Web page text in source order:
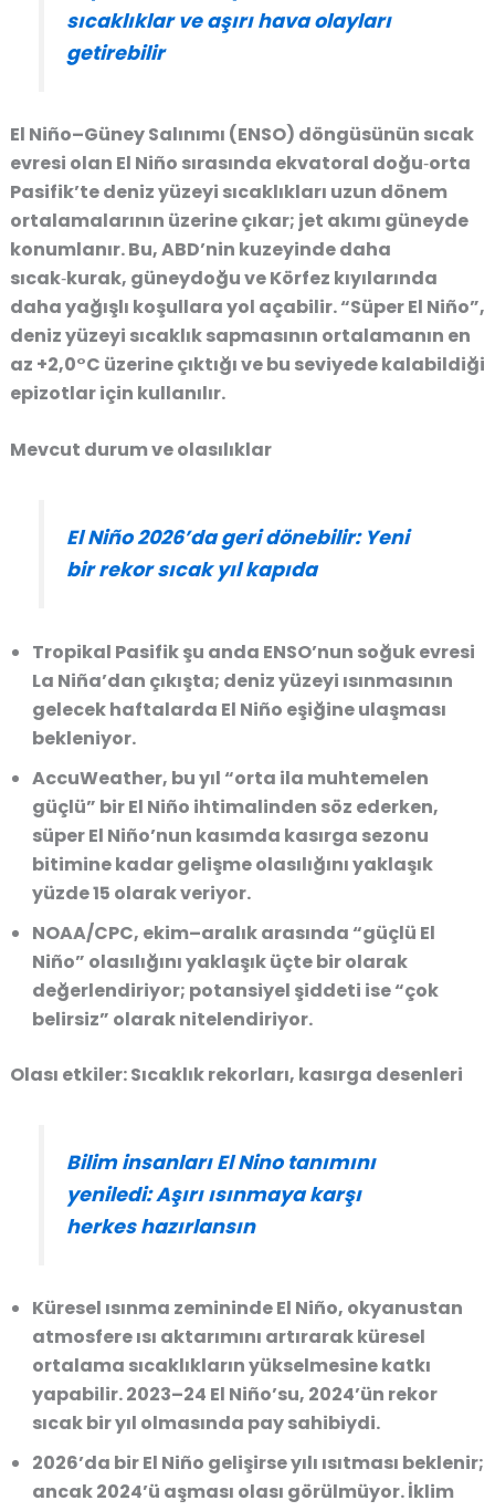
sıcaklıklar ve aşırı hava olayları
getirebilir
El Niño–Güney Salınımı (ENSO) döngüsünün sıcak
evresi olan El Niño sırasında ekvatoral doğu‑orta
Pasifik’te deniz yüzeyi sıcaklıkları uzun dönem
ortalamalarının üzerine çıkar; jet akımı güneyde
konumlanır. Bu, ABD’nin kuzeyinde daha
sıcak‑kurak, güneydoğu ve Körfez kıyılarında
daha yağışlı koşullara yol açabilir. “Süper El Niño”,
deniz yüzeyi sıcaklık sapmasının ortalamanın en
az +2,0°C üzerine çıktığı ve bu seviyede kalabildiği
epizotlar için kullanılır.
Mevcut durum ve olasılıklar
El Niño 2026’da geri dönebilir: Yeni
bir rekor sıcak yıl kapıda
Tropikal Pasifik şu anda ENSO’nun soğuk evresi
La Niña’dan çıkışta; deniz yüzeyi ısınmasının
gelecek haftalarda El Niño eşiğine ulaşması
bekleniyor.
AccuWeather, bu yıl “orta ila muhtemelen
güçlü” bir El Niño ihtimalinden söz ederken,
süper El Niño’nun kasımda kasırga sezonu
bitimine kadar gelişme olasılığını yaklaşık
yüzde 15 olarak veriyor.
NOAA/CPC, ekim–aralık arasında “güçlü El
Niño” olasılığını yaklaşık üçte bir olarak
değerlendiriyor; potansiyel şiddeti ise “çok
belirsiz” olarak nitelendiriyor.
Olası etkiler: Sıcaklık rekorları, kasırga desenleri
Bilim insanları El Nino tanımını
yeniledi: Aşırı ısınmaya karşı
herkes hazırlansın
Küresel ısınma zemininde El Niño, okyanustan
atmosfere ısı aktarımını artırarak küresel
ortalama sıcaklıkların yükselmesine katkı
yapabilir. 2023–24 El Niño’su, 2024’ün rekor
sıcak bir yıl olmasında pay sahibiydi.
2026’da bir El Niño gelişirse yılı ısıtması beklenir;
ancak 2024’ü aşması olası görülmüyor. İklim